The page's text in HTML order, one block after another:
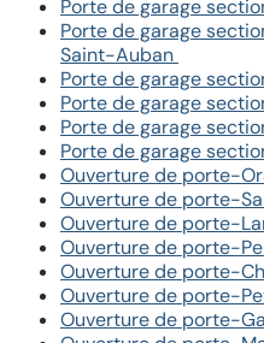
Porte de garage
Porte de garage
Saint-Auban
Porte de garage
Porte de garage
Porte de garage
Porte de garage
Ouverture de porte-
Ouverture de porte-
Ouverture de porte-
Ouverture de porte-
Ouverture de porte-
Ouverture de porte-
Ouverture de porte-